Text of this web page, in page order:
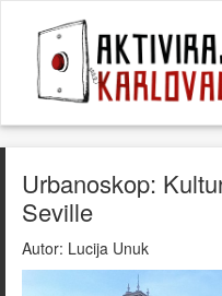
Urbanoskop:
Seville
Autor: Lucija Unuk